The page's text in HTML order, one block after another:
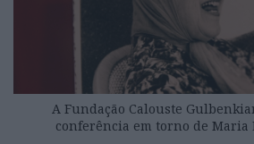
A Fundação Calouste
conferência em torno de Maria